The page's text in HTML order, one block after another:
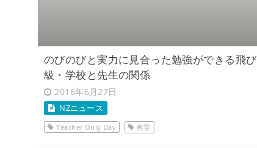
のびのびと実力に見合った勉強ができる飛び
級・学校と先生の関係
2016年6月27日
NZニュース
Teacher Only Day 教育